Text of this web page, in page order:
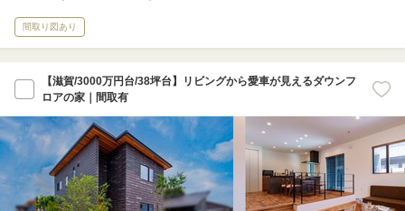
間取り図あり
【滋賀/3000万円台/38坪台】リビングから愛車が見えるダウンフ
ロアの家｜間取有